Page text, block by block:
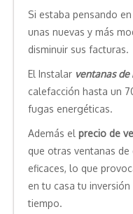
Si estaba pensando
unas nuevas y más
disminuir sus facturas.
El Instalar ventanas de
calefacción hasta un
fugas energéticas.
Además el precio de
que otras ventanas
eficaces, lo que
en tu casa tu
tiempo.